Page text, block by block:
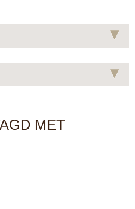
▾
▾
MET